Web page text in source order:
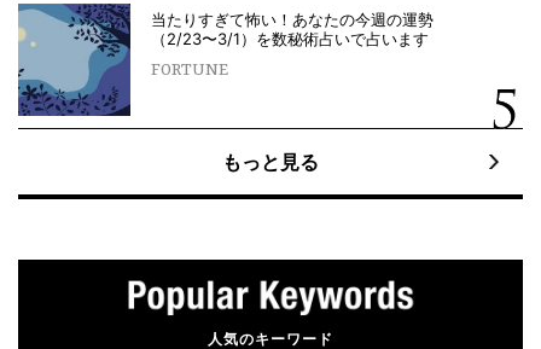
当たりすぎて怖い！あなたの今週の運勢
（2/23〜3/1）を数秘術占いで占います
FORTUNE
もっと見る
人気のキーワード